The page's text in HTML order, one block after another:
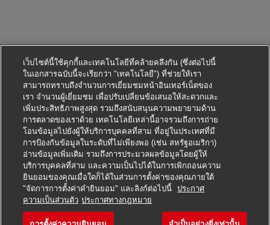
สมัครตำแหน่งนี้
เว็บไซต์นี้ใช้คุกกี้และเทคโนโลยีที่คล้ายคลึงกัน (ซึ่งต่อไปนี้
ในเอกสารฉบับนี้จะเรียกว่า "เทคโนโลยี") ที่ช่วยให้เรา
สามารถทราบถึงจำนวนการเยี่ยมชมหน้าอินเทอร์เน็ตของ
เรา จำนวนผู้เยี่ยมชม เพื่อปรับเปลี่ยนข้อเสนอให้สะดวกและ
เพิ่มประสิทธิภาพสูงสุด รวมถึงสนับสนุนความพยายามด้าน
การตลาดของเราด้วย เทคโนโลยีเหล่านี้อาจรวมถึงการถ่าย
โอนข้อมูลไปยังผู้ให้บริการบุคคลที่สาม ที่อยู่ในประเทศที่มี
การป้องกันข้อมูลในระดับที่ไม่เพียงพอ (เช่น สหรัฐอเมริกา)
อ่านข้อมูลเพิ่มเติม รวมถึงการประมวลผลข้อมูลโดยผู้ให้
บริการบุคคลที่สาม และความเป็นไปได้ในการเพิกถอนความ
ยินยอมของคุณเมื่อใดก็ได้ในส่วนการตั้งค่าของคุณภายใต้
"จัดการการตั้งค่าคำยินยอม" และลิงก์ต่อไปนี้
ประกาศ
ความเป็นส่วนตัว ประกาศทางกฎหมาย